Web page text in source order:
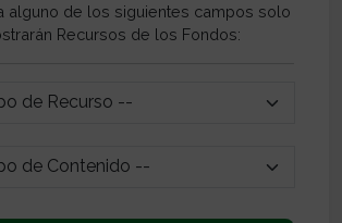
alguno de los siguientes campos solo
Recursos de los Fondos: